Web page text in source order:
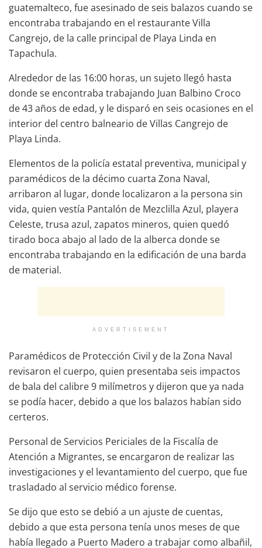
guatemalteco, fue asesinado de seis balazos cuando se
encontraba trabajando en el restaurante Villa
Cangrejo, de la calle principal de Playa Linda en
Tapachula.
Alrededor de las 16:00 horas, un sujeto llegó hasta
donde se encontraba trabajando Juan Balbino Croco
de 43 años de edad, y le disparó en seis ocasiones en el
interior del centro balneario de Villas Cangrejo de
Playa Linda.
Elementos de la policía estatal preventiva, municipal y
paramédicos de la décimo cuarta Zona Naval,
arribaron al lugar, donde localizaron a la persona sin
vida, quien vestía Pantalón de Mezclilla Azul, playera
Celeste, trusa azul, zapatos mineros, quien quedó
tirado boca abajo al lado de la alberca donde se
encontraba trabajando en la edificación de una barda
de material.
ADVERTISEMENT
Paramédicos de Protección Civil y de la Zona Naval
revisaron el cuerpo, quien presentaba seis impactos
de bala del calibre 9 milímetros y dijeron que ya nada
se podía hacer, debido a que los balazos habían sido
certeros.
Personal de Servicios Periciales de la Fiscalía de
Atención a Migrantes, se encargaron de realizar las
investigaciones y el levantamiento del cuerpo, que fue
trasladado al servicio médico forense.
Se dijo que esto se debió a un ajuste de cuentas,
debido a que esta persona tenía unos meses de que
había llegado a Puerto Madero a trabajar como albañil,